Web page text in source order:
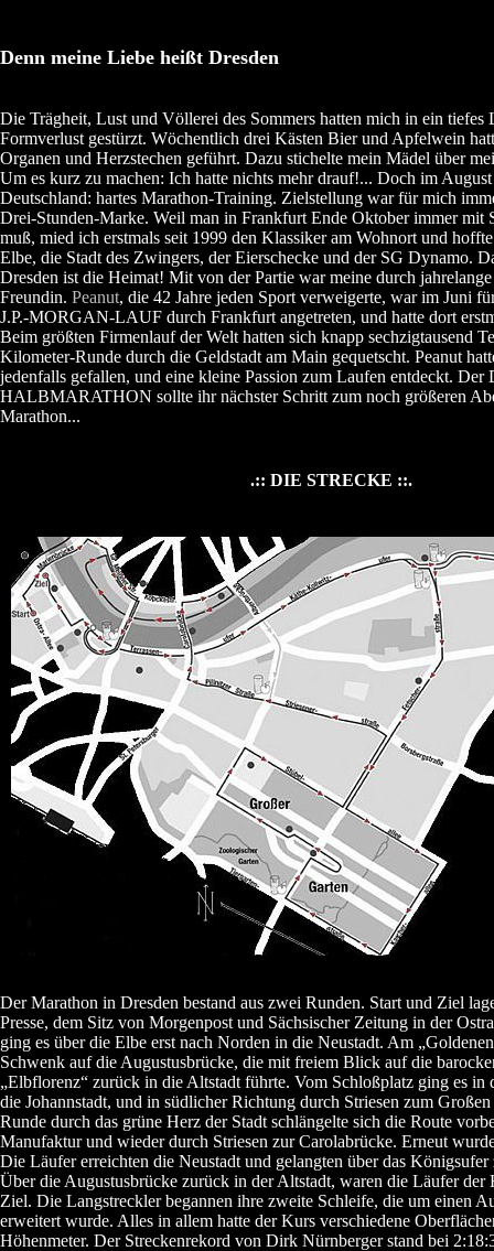
Denn meine Liebe heißt Dresden
Die Trägheit, Lust und Völlerei des Sommers hatten mich in ein tiefes
Formverlust gestürzt. Wöchentlich drei Kästen Bier und Apfelwein
Organen und Herzstechen geführt. Dazu stichelte mein Mädel über
Um es kurz zu machen: Ich hatte nichts mehr drauf!... Doch im
Deutschland: hartes Marathon-Training. Zielstellung war für mich
Drei-Stunden-Marke. Weil man in Frankfurt Ende Oktober immer mit
muß, mied ich erstmals seit 1999 den Klassiker am Wohnort und
Elbe, die Stadt des Zwingers, der Eierschecke und der SG Dynamo.
Dresden ist die Heimat! Mit von der Partie war meine durch
Freundin. Peanut, die 42 Jahre jeden Sport verweigerte, war im Juni
J.P.-MORGAN-LAUF durch Frankfurt angetreten, und hatte dort
Beim größten Firmenlauf der Welt hatten sich knapp sechzigtausend
Kilometer-Runde durch die Geldstadt am Main gequetscht. Peanut
jedenfalls gefallen, und eine kleine Passion zum Laufen entdeckt.
HALBMARATHON sollte ihr nächster Schritt zum noch größeren
Marathon...
.:: DIE STRECKE ::.
Der Marathon in Dresden bestand aus zwei Runden. Start und Ziel
Presse, dem Sitz von Morgenpost und Sächsischer Zeitung in der
ging es über die Elbe erst nach Norden in die Neustadt. Am
Schwenk auf die Augustusbrücke, die mit freiem Blick auf die
„Elbflorenz“ zurück in die Altstadt führte. Vom Schloßplatz ging es in
die Johannstadt, und in südlicher Richtung durch Striesen zum
Runde durch das grüne Herz der Stadt schlängelte sich die Route
Manufaktur und wieder durch Striesen zur Carolabrücke. Erneut
Die Läufer erreichten die Neustadt und gelangten über das Königsufer
Über die Augustusbrücke zurück in der Altstadt, waren die Läufer der
Ziel. Die Langstreckler begannen ihre zweite Schleife, die um einen
erweitert wurde. Alles in allem hatte der Kurs verschiedene
Höhenmeter. Der Streckenrekord von Dirk Nürnberger stand bei